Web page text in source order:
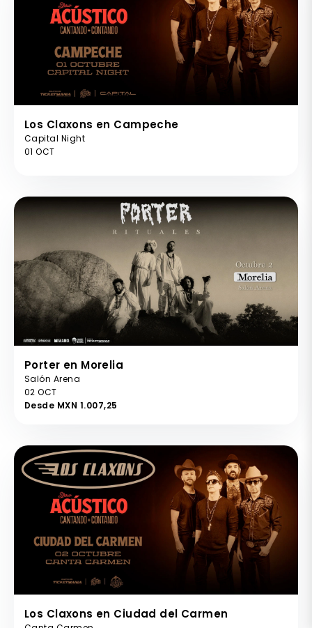
Los Claxons en Campeche
Capital Night
01 OCT
Porter en Morelia
Salón Arena
02 OCT
Desde MXN 1.007,25
Los Claxons en Ciudad del Carmen